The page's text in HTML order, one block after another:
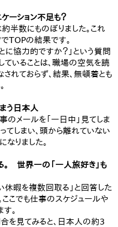
ーション不足も？
半数にものぼりました。これ
TOPの結果です。
に協力的ですか？」という質問
ていることは、職場の空気を読
れておらず、結果、無頓着とも
う日本人
メールを「一日中」見てしま
てしまい、頭から離れていない
りました。
。 世界一の「一人旅好き」も
休暇を複数回取る」と回答した
こでも仕事のスケジュールや
。
を見てみると、日本人の約3